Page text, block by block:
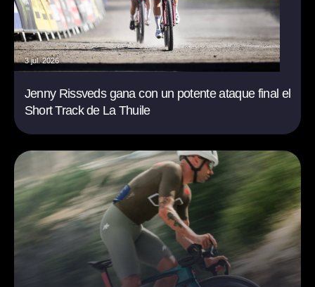
3 jul. 2026
Jenny Rissveds gana con un potente ataque final el
Short Track de La Thuile